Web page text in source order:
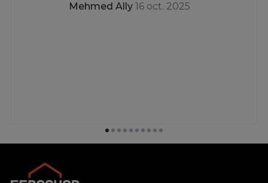
Mehmed Ally 16 oct. 2025